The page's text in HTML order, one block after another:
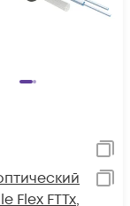
Flex FTTx,